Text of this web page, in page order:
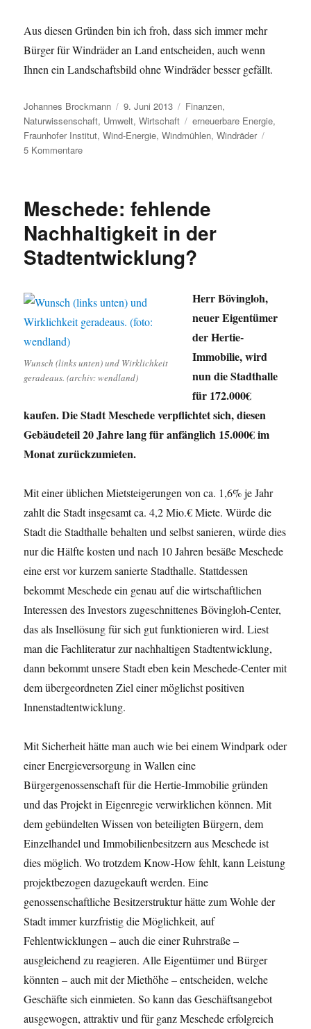
Aus diesen Gründen bin ich froh, dass sich immer mehr
Bürger für Windräder an Land entscheiden, auch wenn
Ihnen ein Landschaftsbild ohne Windräder besser gefällt.
Autor
Johannes Brockmann
Veröffentlicht
am
9. Juni 2013 Kategorien
Finanzen,
Naturwissenschaft, Umwelt,Wirtschaft Schlagwörter
erneuerbare Energie,
Fraunhofer Institut,Wind-Energie,Windmühlen,Windräder
5 Kommentarezu
wirklich
Meschede: fehlende
Nachhaltigkeit in der
Stadtentwicklung?
Wunsch (links unten) und Wirklichkeit
geradeaus. (archiv: wendland)
Herr Bövingloh,
neuer Eigentümer
der Hertie-
Immobilie, wird
nun die Stadthalle
für 172.000€
kaufen. Die Stadt Meschede verpflichtet sich, diesen
Gebäudeteil 20 Jahre lang für anfänglich 15.000€ im
Monat zurückzumieten.
Mit einer üblichen Mietsteigerungen von ca. 1,6% je Jahr
zahlt die Stadt insgesamt ca. 4,2 Mio.€ Miete. Würde die
Stadt die Stadthalle behalten und selbst sanieren, würde dies
nur die Hälfte kosten und nach 10 Jahren besäße Meschede
eine erst vor kurzem sanierte Stadthalle. Stattdessen
bekommt Meschede ein genau auf die wirtschaftlichen
Interessen des Investors zugeschnittenes Bövingloh-Center,
das als Insellösung für sich gut funktionieren wird. Liest
man die Fachliteratur zur nachhaltigen Stadtentwicklung,
dann bekommt unsere Stadt eben kein Meschede-Center mit
dem übergeordneten Ziel einer möglichst positiven
Innenstadtentwicklung.
Mit Sicherheit hätte man auch wie bei einem Windpark oder
einer Energieversorgung in Wallen eine
Bürgergenossenschaft für die Hertie-Immobilie gründen
und das Projekt in Eigenregie verwirklichen können. Mit
dem gebündelten Wissen von beteiligten Bürgern, dem
Einzelhandel und Immobilienbesitzern aus Meschede ist
dies möglich. Wo trotzdem Know-How fehlt, kann Leistung
projektbezogen dazugekauft werden. Eine
genossenschaftliche Besitzerstruktur hätte zum Wohle der
Stadt immer kurzfristig die Möglichkeit, auf
Fehlentwicklungen – auch die einer Ruhrstraße –
ausgleichend zu reagieren. Alle Eigentümer und Bürger
könnten – auch mit der Miethöhe – entscheiden, welche
Geschäfte sich einmieten. So kann das Geschäftsangebot
ausgewogen, attraktiv und für ganz Meschede erfolgreich